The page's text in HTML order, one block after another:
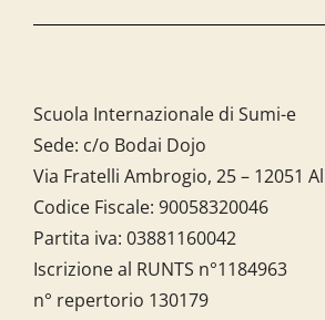
Scuola Internazionale di Sumi-e
Sede: c/o Bodai Dojo
Via Fratelli Ambrogio, 25 – 12051
Codice Fiscale: 90058320046
Partita iva: 03881160042
Iscrizione al RUNTS n°1184963
n° repertorio 130179